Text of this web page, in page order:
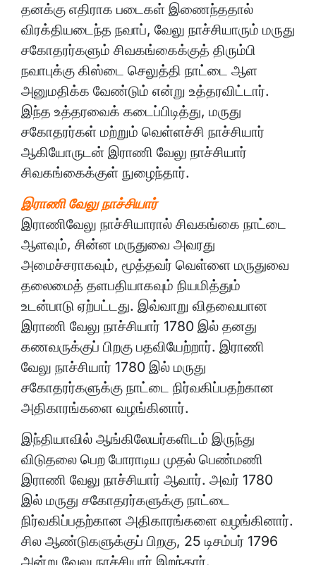
தனக்கு எதிராக படைகள் இணைந்ததால்
விரக்தியடைந்த நவாப், வேலு நாச்சியாரும் மருது
சகோதரர்களும் சிவகங்கைக்குத் திரும்பி
நவாபுக்கு கிஸ்டை செலுத்தி நாட்டை ஆள
அனுமதிக்க வேண்டும் என்று உத்தரவிட்டார்.
இந்த உத்தரவைக் கடைப்பிடித்து, மருது
சகோதரர்கள் மற்றும் வெள்ளச்சி நாச்சியார்
ஆகியோருடன் இராணி வேலு நாச்சியார்
சிவகங்கைக்குள் நுழைந்தார்.
இராணி வேலு நாச்சியார்
இராணிவேலு நாச்சியாரால் சிவகங்கை நாட்டை
ஆளவும், சின்ன மருதுவை அவரது
அமைச்சராகவும், மூத்தவர் வெள்ளை மருதுவை
தலைமைத் தளபதியாகவும் நியமித்தும்
உடன்பாடு ஏற்பட்டது. இவ்வாறு விதவையான
இராணி வேலு நாச்சியார் 1780 இல் தனது
கணவருக்குப் பிறகு பதவியேற்றார். இராணி
வேலு நாச்சியார் 1780 இல் மருது
சகோதரர்களுக்கு நாட்டை நிர்வகிப்பதற்கான
அதிகாரங்களை வழங்கினார்.
இந்தியாவில் ஆங்கிலேயர்களிடம் இருந்து
விடுதலை பெற போராடிய முதல் பெண்மணி
இராணி வேலு நாச்சியார் ஆவார். அவர் 1780
இல் மருது சகோதரர்களுக்கு நாட்டை
நிர்வகிப்பதற்கான அதிகாரங்களை வழங்கினார்.
சில ஆண்டுகளுக்குப் பிறகு, 25 டிசம்பர் 1796
அன்று வேலு நாச்சியார் இறந்தார்.